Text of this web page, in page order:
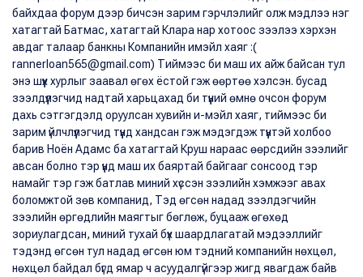
байхдаа форум дээр бичсэн зарим гэрчлэлийг олж мэдлээ нэг
хатагтай Батмас, хатагтай Клара нар хотоос зээлээ хэрхэн
авдаг талаар банкны Компанийн имэйл хаяг :(
rannerloan565@gmail.com) Тиймээс би маш их айж байсан тул
энэ шүүх хурлыг заавал өгөх ёстой гэж өөртөө хэлсэн. бусад
зээлдүүлэгчид надтай харьцахад би түүний өмнө очсон форум
дахь сэтгэгдэлд оруулсан хувийн и-мэйл хаяг, тиймээс би
зарим үйлчлүүлэгчид түүнд хандсан гэж мэдэгдэж түүнтэй холбоо
барив Ноён Адамс ба хатагтай Круш нараас өөрсдийн зээлийг
авсан болно тэр үүнд маш их баяртай байгааг сонсоод тэр
намайг тэр гэж батлав миний хүссэн зээлийн хэмжээг авах
боломжтой зөв компанид, Тэд өгсөн надад зээлдэгчийн
зээлийн өргөдлийн маягтыг бөглөж, буцааж өгөхөд
зориулагдсан, миний тухай бүх шаардлагатай мэдээллийг
тэдэнд өгсөн тул надад өгсөн юм тэдний компанийн нөхцөл,
нөхцөл байдал бүгд ямар ч асуудалгүйгээр жигд явагдаж байв